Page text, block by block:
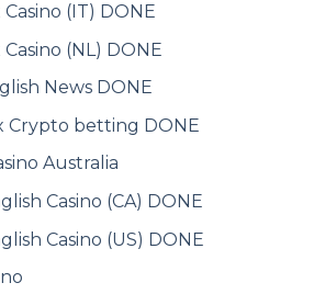
(IT) DONE
(NL) DONE
News DONE
Crypto betting DONE
Australia
Casino (CA) DONE
Casino (US) DONE